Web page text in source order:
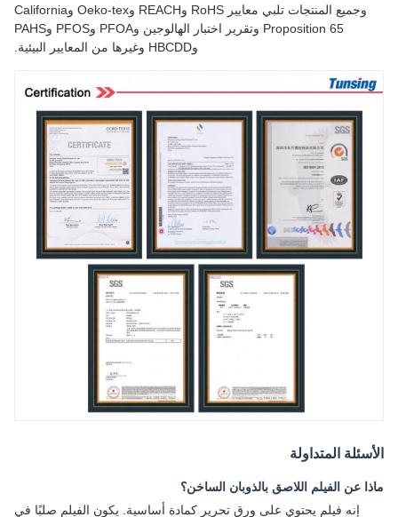
وجميع المنتجات تلبي معايير RoHS وREACH وOeko-tex وCalifornia
Proposition 65 وتقرير اختبار الهالوجين وPFOA وPFOS وPAHS
المتداولة
عن الفيلم اللاصق بالذوبان الساخن؟
إنه فيلم يحتوي على ورق تحرير كمادة أساسية. يكون الفيلم صلبًا في